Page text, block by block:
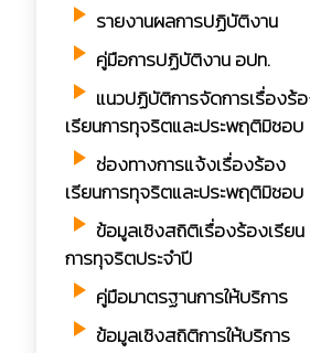
play_arrow รายงานผลการปฏิบัติงาน
play_arrow คู่มือการปฏิบัติงาน อปท.
play_arrow แนวปฏิบัติการจัดการเรื่องร้
เรียนการทุจริตและประพฤติมิชอบ
play_arrow ช่องทางการแจ้งเรื่องร้อง
เรียนการทุจริตและประพฤติมิชอบ
play_arrow ข้อมูลเชิงสถิติเรื่องร้องเรียน
การทุจริตประจำปี
play_arrow คู่มือมาตรฐานการให้บริการ
play_arrow ข้อมูลเชิงสถิติการให้บริการ